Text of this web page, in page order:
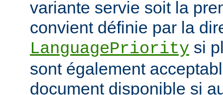
variante servie soit la
convient définie par la
LanguagePriority si
sont également
document disponible si